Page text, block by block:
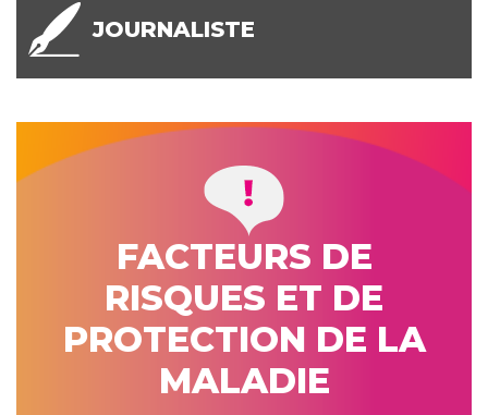
JOURNALISTE
FACTEURS DE
RISQUES ET DE
PROTECTION DE LA
MALADIE